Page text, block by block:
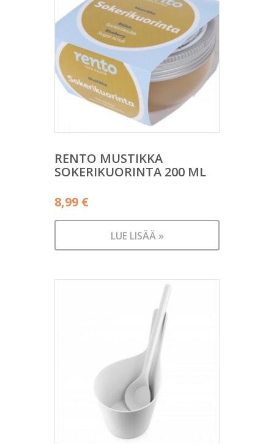
RENTO MUSTIKKA
SOKERIKUORINTA 200 ML
8,99 €
LUE LISÄÄ »